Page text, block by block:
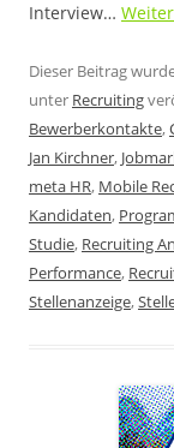
Interview…
Dieser Beitrag
unter Recruiting
Bewerberkontakte,
Jan Kirchner,
meta HR, Mobile
Kandidaten,
Studie, Recruiting
Performance,
Stellenanzeige,